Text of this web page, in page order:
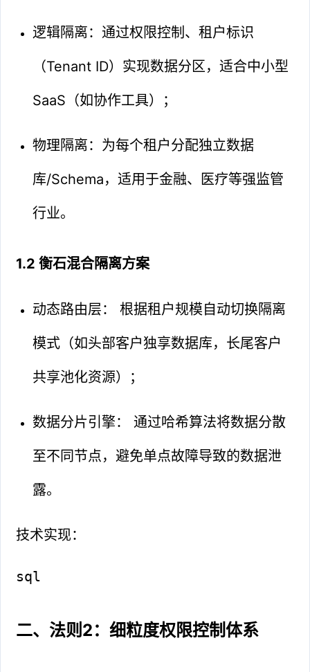
逻辑隔离：通过权限控制、租户标识
（Tenant ID）实现数据分区，适合中小型
SaaS（如协作工具）；
物理隔离：为每个租户分配独立数据
库/Schema，适用于金融、医疗等强监管
行业。
1.2 衡石混合隔离方案
动态路由层： 根据租户规模自动切换隔离
模式（如头部客户独享数据库，长尾客户
共享池化资源）；
数据分片引擎： 通过哈希算法将数据分散
至不同节点，避免单点故障导致的数据泄
露。
技术实现：
sql
二、法则2：细粒度权限控制体系